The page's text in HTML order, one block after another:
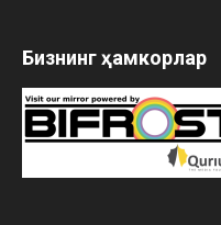
Бизнинг ҳамкорлар